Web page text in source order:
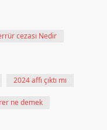
cezası Nedir
2024 affı çıktı mı
ne demek